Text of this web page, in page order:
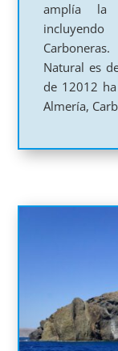
amplía la
Natural es
de 12012
Almería,